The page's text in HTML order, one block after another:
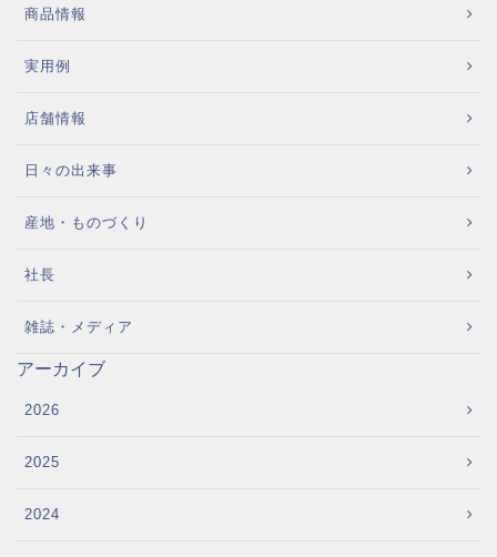
商品情報
実用例
店舗情報
日々の出来事
産地・ものづくり
社長
雑誌・メディア
アーカイブ
2026
2025
2024